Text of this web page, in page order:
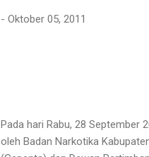
- Oktober 05, 2011
Pada hari Rabu, 28 September
oleh Badan Narkotika